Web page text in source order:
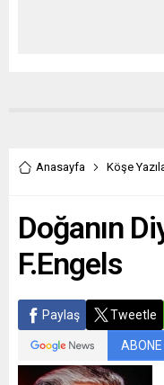
Anasayfa Köşe
Doğanın
F.Engels
Paylaş Tweetle
ABONE